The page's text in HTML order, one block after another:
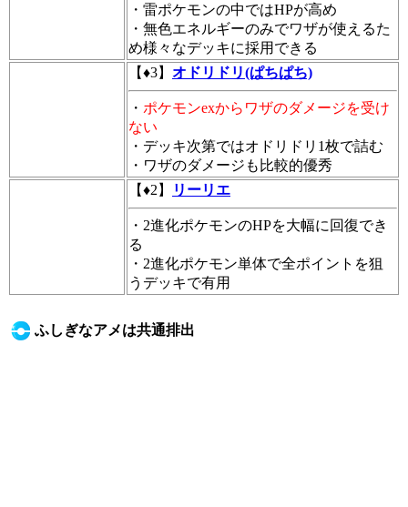
・雷ポケモンの中ではHPが高め
・無色エネルギーのみでワザが使えるた
め様々なデッキに採用できる
【♦3】 オドリドリ(ぱちぱち)
・ ポケモンexからワザのダメージを受け
ない
・デッキ次第ではオドリドリ1枚で詰む
・ワザのダメージも比較的優秀
【♦2】
リーリエ
・2進化ポケモンのHPを大幅に回復でき
る
・2進化ポケモン単体で全ポイントを狙
うデッキで有用
ふしぎなアメは共通排出